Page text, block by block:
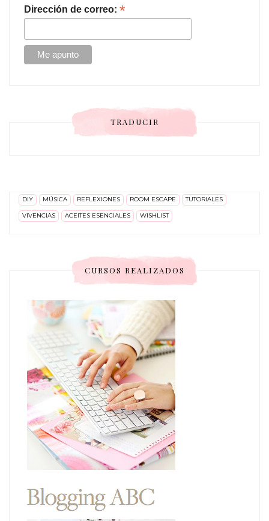
Dirección de correo: *
TRADUCIR
DIY MÚSICA REFLEXIONES ROOM ESCAPE TUTORIALES
VIVENCIAS ACEITES ESENCIALES WISHLIST
CURSOS REALIZADOS